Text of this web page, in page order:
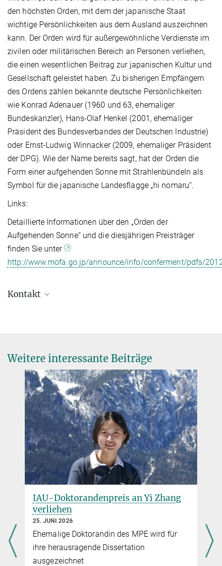
den höchsten Orden, mit dem der japanische Staat
wichtige Persönlichkeiten aus dem Ausland auszeichnen
kann. Der Orden wird für außergewöhnliche Verdienste im
zivilen oder militärischen Bereich an Personen verliehen,
die einen wesentlichen Beitrag zur japanischen Kultur und
Gesellschaft geleistet haben. Zu bisherigen Empfängern
des Ordens zählen bekannte deutsche Persönlichkeiten
wie Konrad Adenauer (1960 und 63, ehemaliger
Bundeskanzler), Hans-Olaf Henkel (2001, ehemaliger
Präsident des Bundesverbandes der Deutschen Industrie)
oder Ernst-Ludwig Winnacker (2009, ehemaliger Präsident
der DPG). Wie der Name bereits sagt, hat der Orden die
Form einer aufgehenden Sonne mit Strahlenbündeln als
Symbol für die japanische Landesflagge „hi nomaru“.
Links:
Detaillierte Informationen über den „Orden der
Aufgehenden Sonne“ und die diesjährigen Preisträger
finden Sie unter
http://www.mofa.go.jp/announce/info/conferment/pdfs/
Kontakt
+49 89 30000-3569
pr@...
Presse- & Öffentlichkeitsarbeit
Weitere interessante Beiträge
IAU-Doktorandenpreis an Yi Zhang
verliehen
25. JUNI 2026
Ehemalige Doktorandin des MPE wird für
ihre herausragende Dissertation
ausgezeichnet